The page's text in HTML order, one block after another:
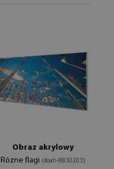
Obraz akrylowy
Różne flagi (#oah-8830203)